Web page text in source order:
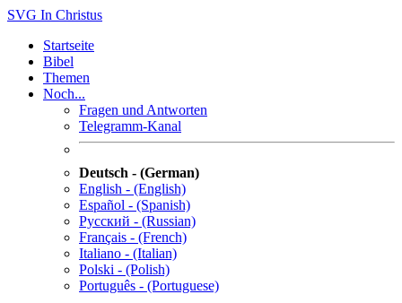
SVG In Christus
Startseite
Bibel
Themen
Noch...
Fragen und Antworten
Telegramm-Kanal
Deutsch - (German)
English - (English)
Español - (Spanish)
Русский - (Russian)
Français - (French)
Italiano - (Italian)
Polski - (Polish)
Português - (Portuguese)